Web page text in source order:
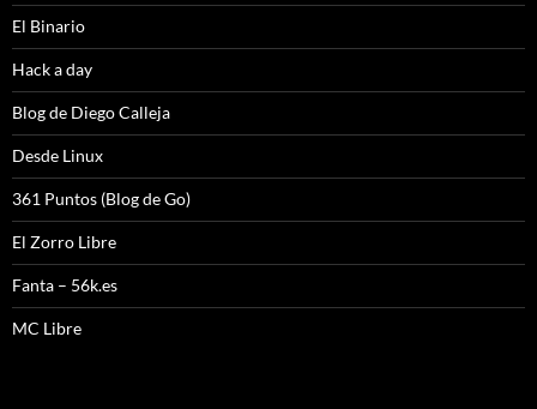
El Binario
Hack a day
Blog de Diego Calleja
Desde Linux
361 Puntos (Blog de Go)
El Zorro Libre
Fanta – 56k.es
MC Libre